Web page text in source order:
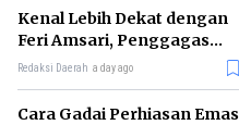
Kenal Lebih Dekat dengan
Feri Amsari, Penggagas
Kabinet Bayangan
Redaksi Daerah a day ago
Cara Gadai Perhiasan Emas